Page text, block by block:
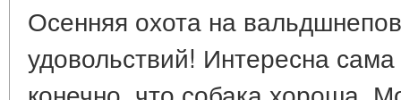
Осенняя охота на
удовольствий! Интересна